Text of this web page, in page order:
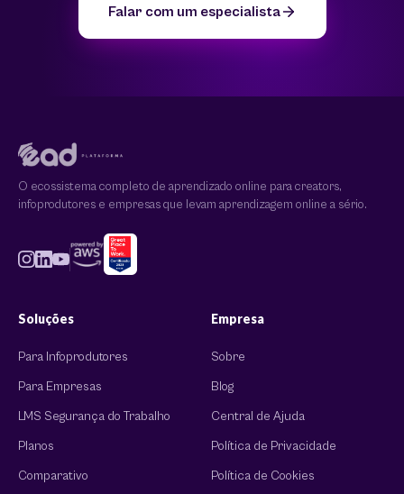
Falar com um especialista
O ecossistema completo de aprendizado online para creators,
infoprodutores e empresas que levam aprendizagem online a sério.
Soluções
Para Infoprodutores
Para Empresas
LMS Segurança do Trabalho
Planos
Comparativo
Empresa
Sobre
Blog
Central de Ajuda
Política de Privacidade
Política de Cookies